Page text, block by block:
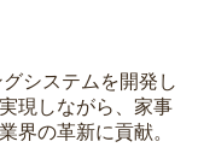
システムを開発し
現しながら、家事
界の革新に貢献。